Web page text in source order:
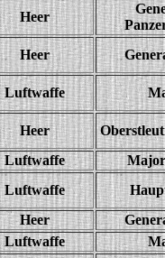
Heer
Heer
Luftwaffe
Heer
Luftwaffe
Luftwaffe
Heer
Luftwaffe